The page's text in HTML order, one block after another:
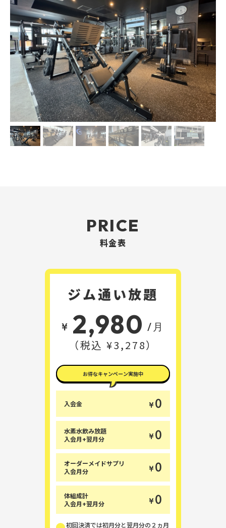
PRICE
料金表
ジム通い放題
¥ 2,980 /月
（税込 ¥3,278）
お得なキャンペーン実施中
入会金 ¥ 0
水素水飲み放題
入会月+翌月分
¥ 0
オーダーメイドサプリ
入会月分
¥ 0
体組成計
入会月+翌月分
¥ 0
初回決済では初月分と翌月分の２ヵ月